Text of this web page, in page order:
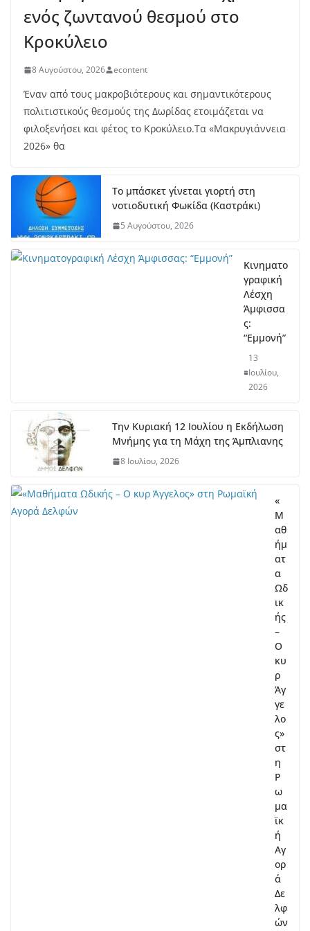
ενός ζωντανού θεσμού στο
Κροκύλειο
8 Αυγούστου, 2026 econtent
Έναν από τους μακροβιότερους και σημαντικότερους
πολιτιστικούς θεσμούς της Δωρίδας ετοιμάζεται να
φιλοξενήσει και φέτος το Κροκύλειο.Τα «Μακρυγιάννεια
2026» θα
Το μπάσκετ γίνεται γιορτή στη
νοτιοδυτική Φωκίδα (Καστράκι)
5 Αυγούστου, 2026
Κινηματο
γραφική
Λέσχη
Άμφισσα
ς:
“Εμμονή”
13
Ιουλίου,
2026
Την Κυριακή 12 Ιουλίου η Εκδήλωση
Μνήμης για τη Μάχη της Άμπλιανης
8 Ιουλίου, 2026
«
Μ
αθ
ήμ
ατ
α
Ωδ
ικ
ής
–
Ο
κυ
ρ
Άγ
γε
λο
ς»
στ
η
Ρ
ω
μα
ϊκ
ή
Αγ
ορ
ά
Δε
λφ
ών